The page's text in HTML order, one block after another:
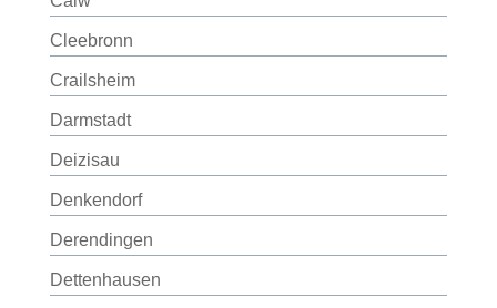
Cleebronn
Crailsheim
Darmstadt
Deizisau
Denkendorf
Derendingen
Dettenhausen